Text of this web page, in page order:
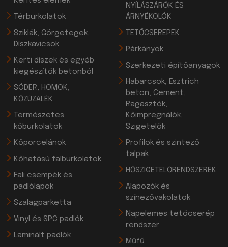
Térburkolatok
Sziklák, Görgetegek,
Díszkavicsok
Kerti díszek és egyéb
kiegészítők betonból
SÓDER, HOMOK,
KŐZÚZALÉK
Természetes
kőburkolatok
Kőporcelánok
Kőhatású falburkolatok
Fali csempék és
padlólapok
Szalagparketta
Vinyl és SPC padlók
Laminált padlók
NYÍLÁSZÁRÓK ÉS
ÁRNYÉKOLÓK
TETŐCSEREPEK
Párkányok
Szerkezeti építőanyagok
Habarcsok, Esztrich
beton, Cement,
Ragasztók,
Kőimpregnálók,
Szigetelők
Profilok és szintező
talpak
HŐSZIGETELŐRENDSZEREK
Alapozók és
színezővakolatok
Napelemes tetőcserép
rendszer
Műfű